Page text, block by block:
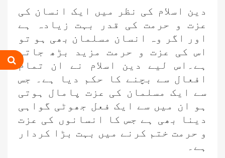
دین اسلام کی نظر میں ایک انسان کی
عزت و حرمت کی قدر بہت زیادہ ہے
اور اگر وہ انسان مسلمان بھی ہو تو
اس کی عزت و حرمت مزید بڑھ جاتی
ہے۔اس لیے دین اسلام نے ان تمام
افعال سے بچنے کا حکم دیا ہے۔ جس
سے ایک مسلمان کی عزت پامال ہوتی
ہو ان میں سے ایک فعل جھوٹی گواہی
دینا بھی ہے جس کا انسانوں کی عزت
و حرمت ختم کرنے میں بہت بڑا کردار
ہے۔